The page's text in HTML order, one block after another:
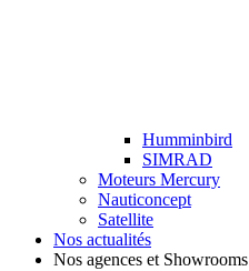
Humminbird
SIMRAD
Moteurs Mercury
Nauticoncept
Satellite
Nos actualités
Nos agences et Showrooms